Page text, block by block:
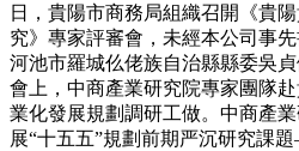
日，貴陽市商務局組織召開《貴
究》專家評審會，未經本公司事
河池市羅城仫佬族自治縣縣委吳
會上，中商產業研究院專家團隊
業化發展規劃調研工做。中商產
展“十五五”規劃前期严沉研究課